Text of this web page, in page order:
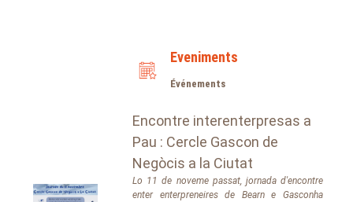
Eveniments
Événements
Encontre interenterpresas a
Pau : Cercle Gascon de
Negòcis a la Ciutat
Lo 11 de noveme passat, jornada d'encontre
enter enterpreneires de Bearn e Gasconha